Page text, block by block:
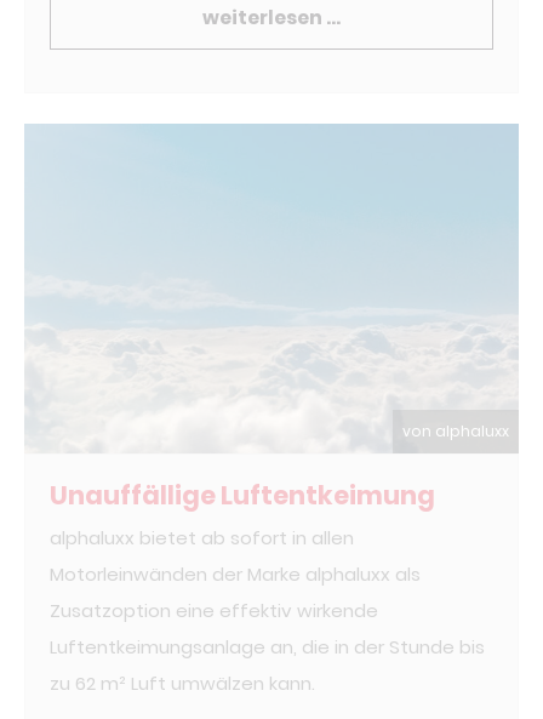
weiterlesen …
von alphaluxx
Unauffällige Luftentkeimung
alphaluxx bietet ab sofort in allen
Motorleinwänden der Marke alphaluxx als
Zusatzoption eine effektiv wirkende
Luftentkeimungsanlage an, die in der Stunde bis
zu 62 m² Luft umwälzen kann.